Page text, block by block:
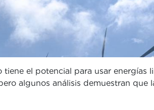
el potencial para usar energías
algunos análisis demuestran que